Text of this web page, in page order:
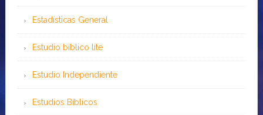
Estadísticas General
Estudio bíblico lite
Estudio Independiente
Estudios Bíblicos